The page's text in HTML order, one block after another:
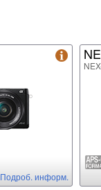
Подроб. информ.